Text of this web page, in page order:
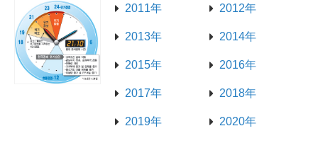
2011年 2012年
2013年 2014年
2015年 2016年
2017年 2018年
2019年 2020年